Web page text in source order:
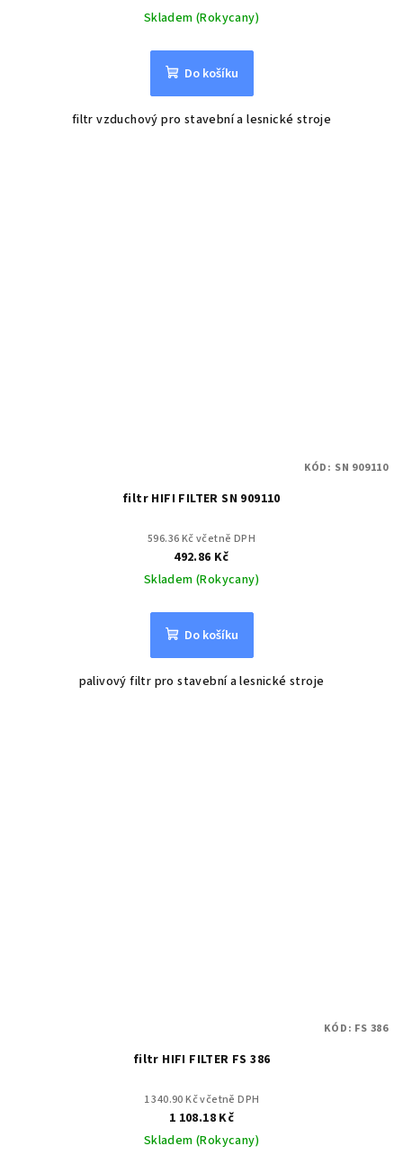
Skladem (Rokycany)
Do košíku
filtr vzduchový pro stavební a lesnické stroje
filtr HIFI FILTER SN 909110
596.36 Kč včetně DPH
492.86 Kč
Skladem (Rokycany)
Do košíku
palivový filtr pro stavební a lesnické stroje
KÓD: SN 909110
filtr HIFI FILTER FS 386
1 340.90 Kč včetně DPH
1 108.18 Kč
Skladem (Rokycany)
KÓD: FS 386